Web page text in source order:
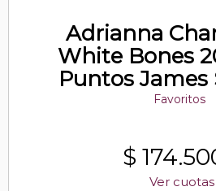
Adrianna
White Bones
Puntos James
Favoritos
$
Ver cuotas